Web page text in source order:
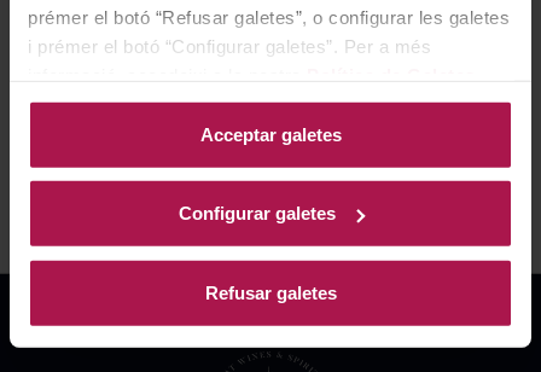
prémer el botó “Refusar galetes”, o configurar les galetes
i prémer el botó “Configurar galetes”. Per a més
Acceptar galetes
Configurar galetes
Refusar galetes
84,40 €
AFEGIR
381,40 €